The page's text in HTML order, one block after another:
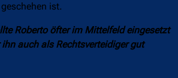
ist.
Roberto öfter im Mittelfeld eingesetzt
auch als Rechtsverteidiger gut